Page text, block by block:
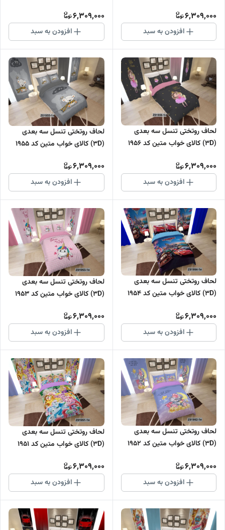
6,309,000
افزودن به سبد
6,309,000
افزودن به سبد
لحاف روتختی تنسل سه بعدی
(3D) کالای خواب متین کد 1956
6,309,000
افزودن به سبد
لحاف روتختی تنسل سه بعدی
(3D) کالای خواب متین کد 1955
6,309,000
افزودن به سبد
لحاف روتختی تنسل سه بعدی
(3D) کالای خواب متین کد 1954
6,309,000
افزودن به سبد
لحاف روتختی تنسل سه بعدی
(3D) کالای خواب متین کد 1953
6,309,000
افزودن به سبد
لحاف روتختی تنسل سه بعدی
(3D) کالای خواب متین کد 1952
6,309,000
افزودن به سبد
لحاف روتختی تنسل سه بعدی
(3D) کالای خواب متین کد 1951
6,309,000
افزودن به سبد